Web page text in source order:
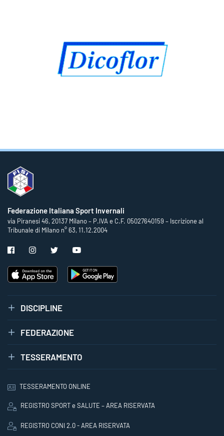
Federazione Italiana Sport Invernali
via Piranesi 46, 20137 Milano – P.IVA e C.F. 05027640159 – Iscrizione al
Tribunale di Milano n° 63, 11.12.2004
DISCIPLINE
FEDERAZIONE
TESSERAMENTO
TESSERAMENTO ONLINE
REGISTRO SPORT e SALUTE – AREA RISERVATA
REGISTRO CONI 2.0 - AREA RISERVATA